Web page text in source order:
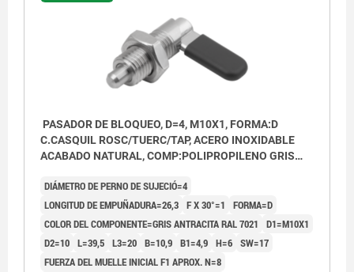
PASADOR DE BLOQUEO, D=4, M10X1, FORMA:D
C.CASQUIL ROSC/TUERC/TAP, ACERO INOXIDABLE
ACABADO NATURAL, COMP:POLIPROPILENO GRIS
DIÁMETRO DE PERNO DE SUJECIÓ=4
LONGITUD DE EMPUÑADURA=26,3 F X 30°=1
FORMA=D
COLOR DEL COMPONENTE=GRIS ANTRACITA RAL 7021
D1=M10X1
D2=10 L=39,5 L3=20 B=10,9 B1=4,9 H=6 SW=17
FUERZA DEL MUELLE INICIAL F1 APROX. N=8